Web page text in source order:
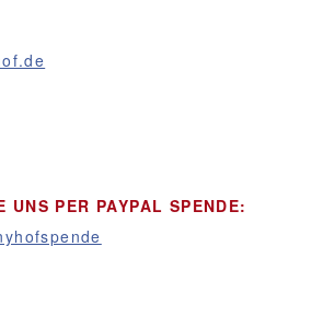
UNS PER PAYPAL SPENDE: